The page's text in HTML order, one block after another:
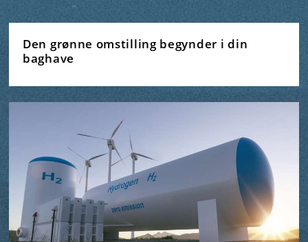
Den grønne omstilling begynder i din
baghave